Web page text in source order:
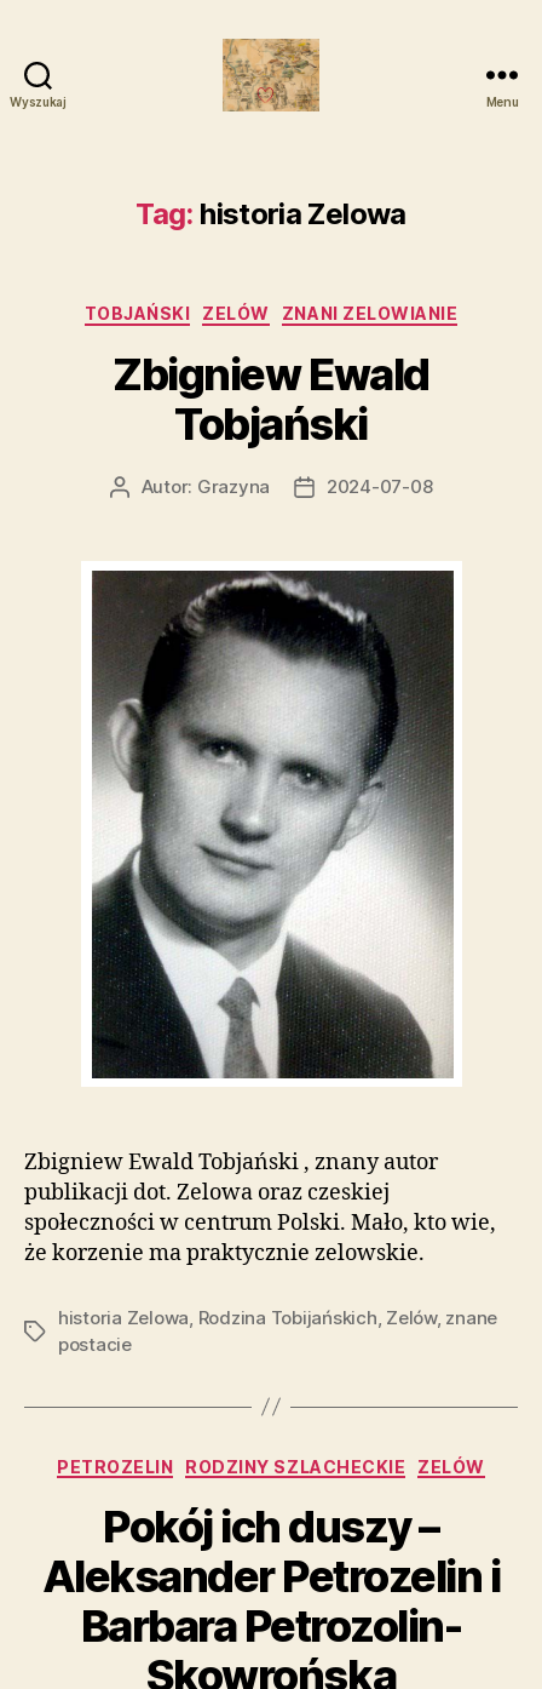
Wyszukaj Menu
Tag: historia Zelowa
Kategorie
TOBJAŃSKI ZELÓW ZNANI ZELOWIANIE
Zbigniew Ewald
Tobjański
AutorAutor: Grazyna
Data2024-07-08
Zbigniew Ewald Tobjański , znany autor
publikacji dot. Zelowa oraz czeskiej
społeczności w centrum Polski. Mało, kto wie,
że korzenie ma praktycznie zelowskie.
Tagi
historia Zelowa Rodzina Tobijańskich Zelów, znane
postacie
Kategorie
PETROZELIN RODZINY SZLACHECKIE ZELÓW
Pokój ich duszy –
Aleksander Petrozelin i
Barbara Petrozolin-
Skowrońska